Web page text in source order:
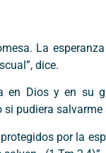
La
dice.
Dios y en su
pudiera salvarme
por la